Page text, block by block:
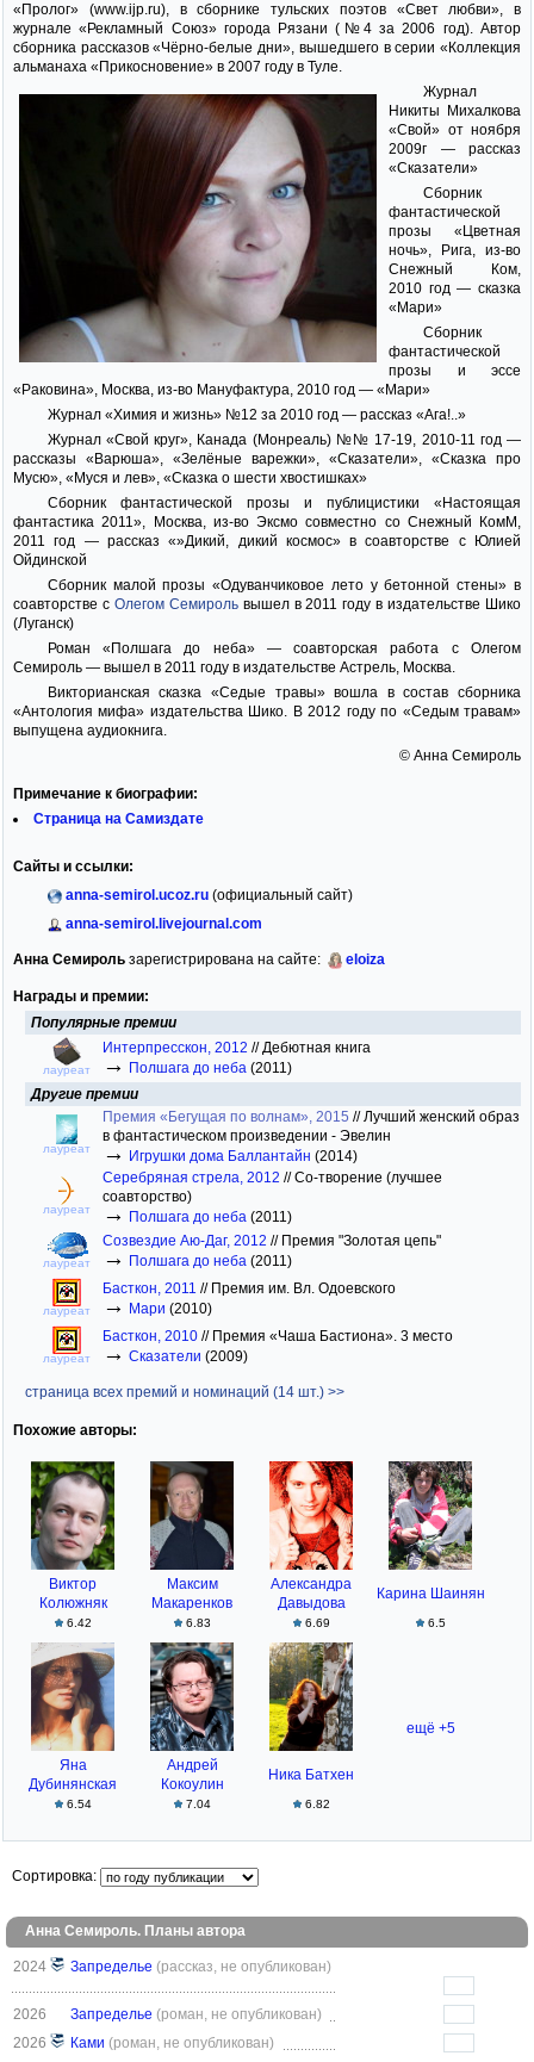
«Пролог» (www.ijp.ru), в сборнике тульских поэтов «Свет любви», в
журнале «Рекламный Союз» города Рязани (№4 за 2006 год). Автор
сборника рассказов «Чёрно-белые дни», вышедшего в серии «Коллекция
альманаха «Прикосновение» в 2007 году в Туле.
Журнал
Никиты Михалкова
«Свой» от ноября
2009г — рассказ
«Сказатели»
Сборник
фантастической
прозы «Цветная
ночь», Рига, из-во
Снежный Ком,
2010 год — сказка
«Мари»
Сборник
фантастической
прозы и эссе
«Раковина», Москва, из-во Мануфактура, 2010 год — «Мари»
Журнал «Химия и жизнь» №12 за 2010 год — рассказ «Ага!..»
Журнал «Свой круг», Канада (Монреаль) №№ 17-19, 2010-11 год —
рассказы «Варюша», «Зелёные варежки», «Сказатели», «Сказка про
Мусю», «Муся и лев», «Сказка о шести хвостишках»
Сборник фантастической прозы и публицистики «Настоящая
фантастика 2011», Москва, из-во Эксмо совместно со Снежный КомМ,
2011 год — рассказ «»Дикий, дикий космос» в соавторстве с Юлией
Ойдинской
Сборник малой прозы «Одуванчиковое лето у бетонной стены» в
соавторстве с Олегом Семирольвышел в 2011 году в издательстве Шико
(Луганск)
Роман «Полшага до неба» — соавторская работа с Олегом
Семироль — вышел в 2011 году в издательстве Астрель, Москва.
Викторианская сказка «Седые травы» вошла в состав сборника
«Антология мифа» издательства Шико. В 2012 году по «Седым травам»
выпущена аудиокнига.
© Анна Семироль
Примечание к биографии:
Страница на Самиздате
Сайты и ссылки:
anna-semirol.ucoz.ru(официальный сайт)
anna-semirol.livejournal.com
Анна Семироль зарегистрирована на сайте: eloiza
Награды и премии:
Популярные премии
лауреат
Интерпресскон, 2012 //Дебютная книга
→ Полшага до неба (2011)
Другие премии
лауреат
Премия «Бегущая по волнам», 2015 //Лучший женский образ
в фантастическом произведении - Эвелин
→ Игрушки дома Баллантайн (2014)
лауреат
Серебряная стрела, 2012 //Со-творение (лучшее
соавторство)
→ Полшага до неба (2011)
лауреат
Созвездие Аю-Даг, 2012 // Премия "Золотая цепь"
→ Полшага до неба (2011)
лауреат
Басткон, 2011 // Премия им. Вл. Одоевского
→ Мари (2010)
лауреат
Басткон, 2010 // Премия «Чаша Бастиона». 3 место
→ Сказатели (2009)
страница всех премий и номинаций (14 шт.) >>
Похожие авторы:
Виктор
Колюжняк
6.42
Максим
Макаренков
6.83
Александра
Давыдова
6.69
Карина Шаинян
6.5
Яна
Дубинянская
6.54
Андрей
Кокоулин
7.04
Ника Батхен
6.82
ещё +5
Сортировка:
Анна Семироль. Планы автора
2024 Запределье (рассказ, не опубликован)
2026 Запределье (роман, не опубликован)
2026
Ками (роман, не опубликован)